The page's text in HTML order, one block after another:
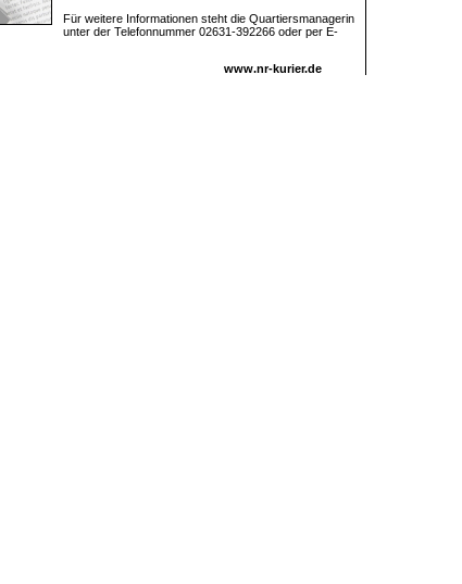
Für weitere Informationen steht die Quartiersmanagerin
unter der Telefonnummer 02631-392266 oder per E-
www.nr-kurier.de